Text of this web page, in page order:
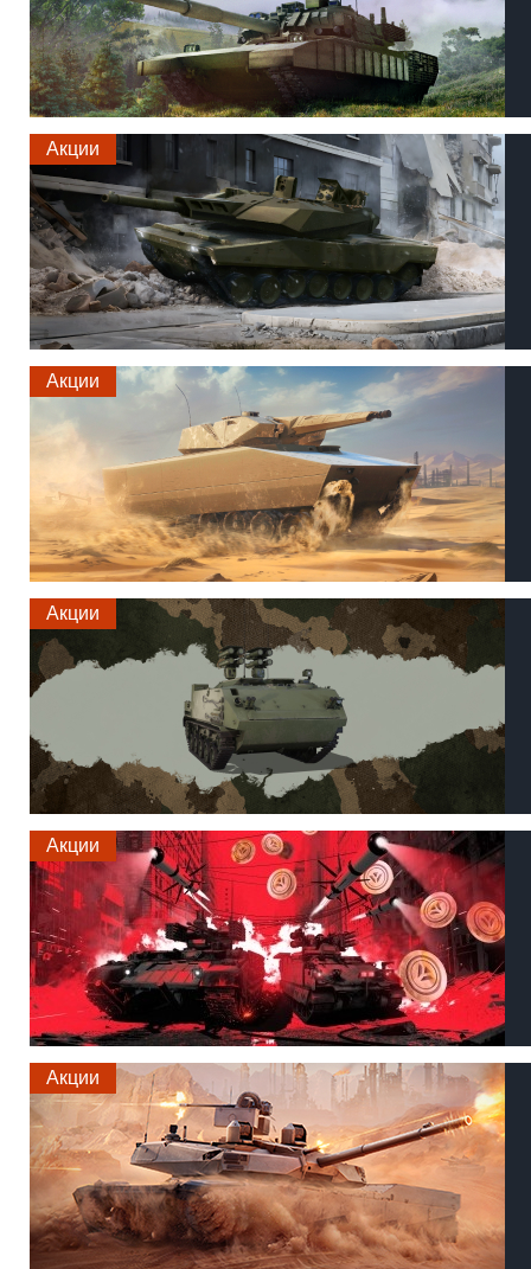
Акции
Акции
Акции
Акции
Акции